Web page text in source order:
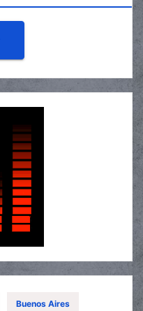
Buenos Aires